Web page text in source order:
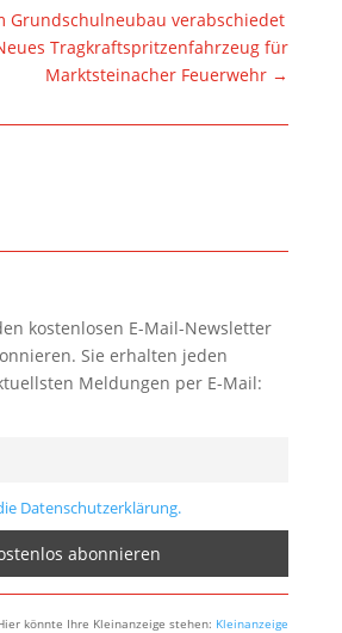
Grundschulneubau verabschiedet
Tragkraftspritzenfahrzeug für
Marktsteinacher Feuerwehr →
kostenlosen E-Mail-Newsletter
Sie erhalten jeden
Meldungen per E-Mail:
Datenschutzerklärung.
könnte Ihre Kleinanzeige stehen: Kleinanzeige